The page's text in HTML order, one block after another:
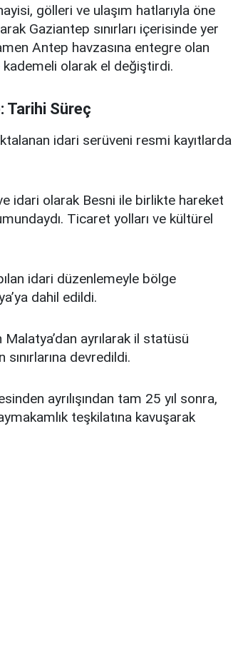
gölleri ve ulaşım hatlarıyla öne
Gaziantep sınırları içerisinde yer
Antep havzasına entegre olan
kademeli olarak el değiştirdi.
Tarihi Süreç
idari serüveni resmi kayıtlarda
idari olarak Besni ile birlikte hareket
Ticaret yolları ve kültürel
idari düzenlemeyle bölge
dahil edildi.
Malatya’dan ayrılarak il statüsü
devredildi.
ayrılışından tam 25 yıl sonra,
teşkilatına kavuşarak